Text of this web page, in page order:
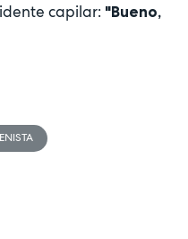
capilar: "Bueno,